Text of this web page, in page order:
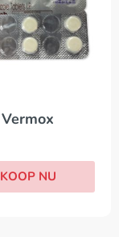
Vermox
KOOP NU